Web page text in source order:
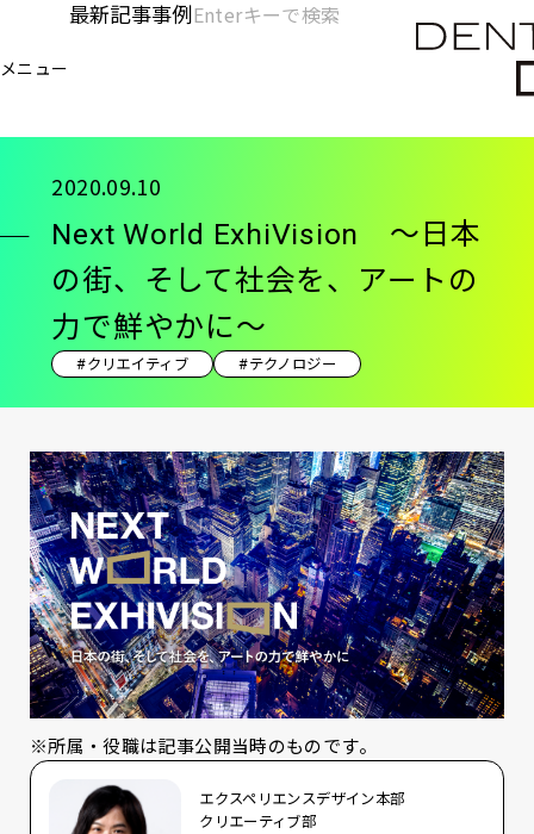
ン
ン
ツ
メニュー
[KC]
-
メ
イ
最新記事事例
検
索
Next World ExhiVision 〜日本
の街、そして社会を、アートの
力で鮮やかに〜
2020.09.10
#クリエイティブ #テクノロジー
※所属・役職は記事公開当時のものです。
エクスペリエンスデザイン本部
クリエーティブ部